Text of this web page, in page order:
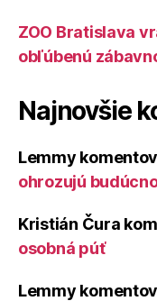
ZOO Bratislava
obľúbenú
Najnovšie
Lemmy
ohrozujú
Kristián Čura
osobná púť
Lemmy